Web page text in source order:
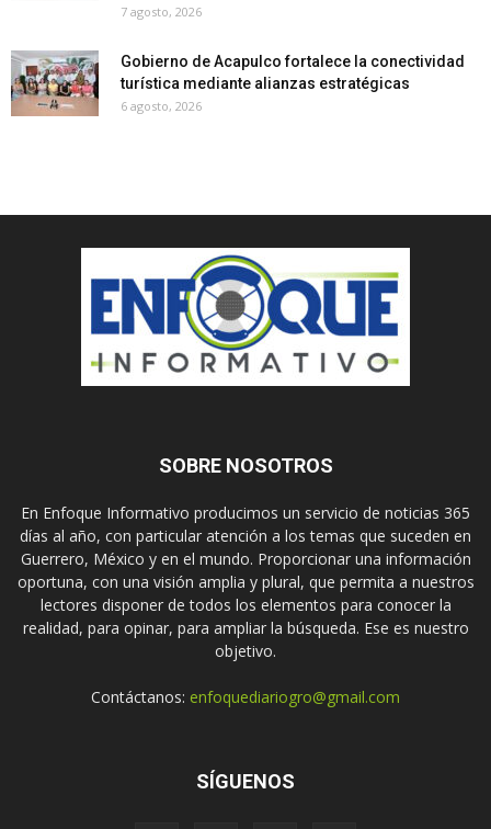
7 agosto, 2026
Gobierno de Acapulco fortalece la conectividad
turística mediante alianzas estratégicas
6 agosto, 2026
SOBRE NOSOTROS
En Enfoque Informativo producimos un servicio de noticias 365
días al año, con particular atención a los temas que suceden en
Guerrero, México y en el mundo. Proporcionar una información
oportuna, con una visión amplia y plural, que permita a nuestros
lectores disponer de todos los elementos para conocer la
realidad, para opinar, para ampliar la búsqueda. Ese es nuestro
objetivo.
Contáctanos: enfoquediariogro@gmail.com
SÍGUENOS